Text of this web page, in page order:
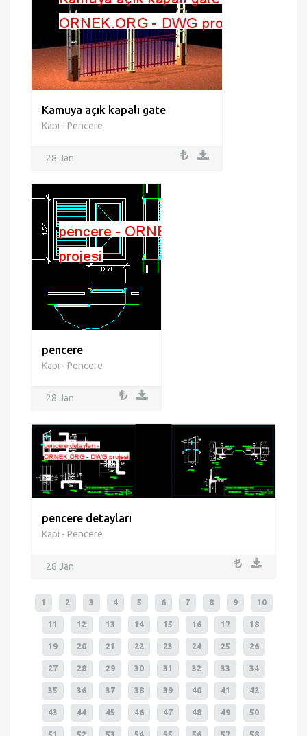
Kamuya açık kapalı gate
Kapı - Pencere
28 Jan
pencere
Kapı - Pencere
28 Jan
pencere detayları
Kapı - Pencere
28 Jan
1 2 3 4 5 6 7 8 9 10
11 12 13 14 15 16 17 18
19 20 21 22 23 24 25 26
27 28 29 30 31 32 33 34
35 36 37 38 39 40 41 42
43 44 45 46 47 48 49 50